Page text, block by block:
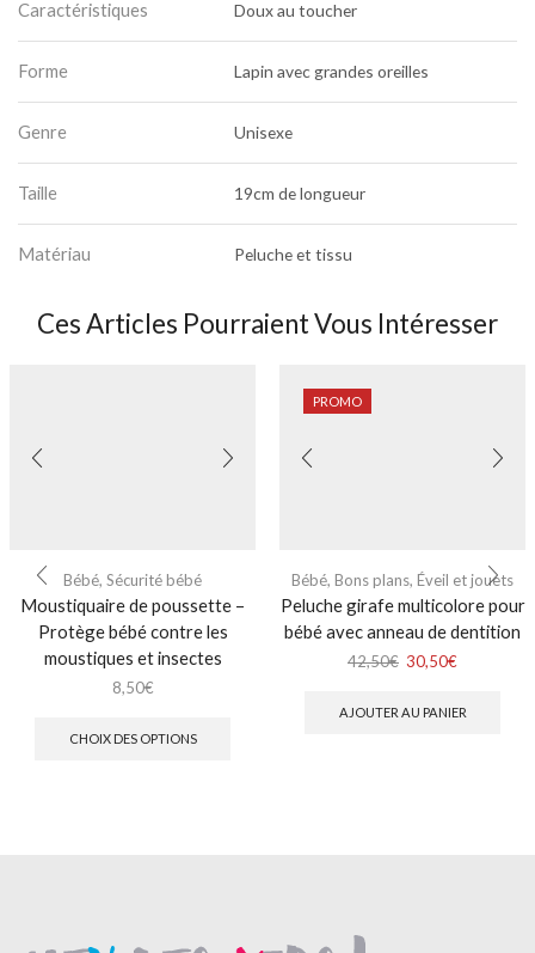
Caractéristiques Doux au toucher
Forme Lapin avec grandes oreilles
Genre Unisexe
Taille 19cm de longueur
Matériau Peluche et tissu
Ces Articles Pourraient Vous Intéresser
Bébé, Sécurité bébé
Moustiquaire de poussette –
Protège bébé contre les
moustiques et insectes
8,50€
CHOIX DES OPTIONS
PROMO
Bébé, Bons plans, Éveil et jouets
Peluche girafe multicolore pour
bébé avec anneau de dentition
42,50€ 30,50€
AJOUTER AU PANIER